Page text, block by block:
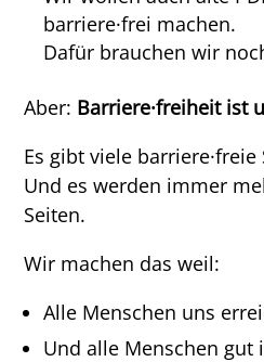
barriere·frei machen.
Dafür brauchen wir
Aber: Barriere·freiheit ist
Es gibt viele barriere·freie
Und es werden immer
Seiten.
Wir machen das weil:
Alle Menschen uns
Und alle Menschen